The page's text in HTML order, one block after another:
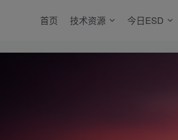
首页 技术资源 今日ESD